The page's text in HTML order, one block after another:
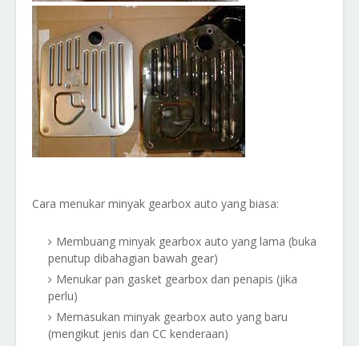
Cara menukar minyak gearbox auto yang biasa:
Membuang minyak gearbox auto yang lama (buka
penutup dibahagian bawah gear)
Menukar pan gasket gearbox dan penapis (jika
perlu)
Memasukan minyak gearbox auto yang baru
(mengikut jenis dan CC kenderaan)